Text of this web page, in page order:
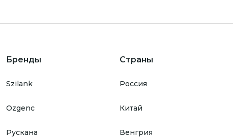
Бренды
Szilank
Ozgenc
Рускана
Страны
Россия
Китай
Венгрия